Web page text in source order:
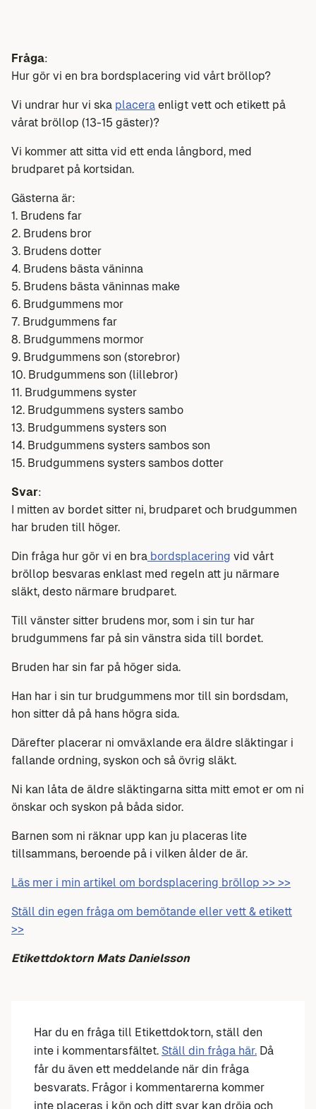
Fråga:
Hur gör vi en bra bordsplacering vid vårt bröllop?
Vi undrar hur vi ska placera enligt vett och etikett på
vårat bröllop (13-15 gäster)?
Vi kommer att sitta vid ett enda långbord, med
brudparet på kortsidan.
Gästerna är:
1. Brudens far
2. Brudens bror
3. Brudens dotter
4. Brudens bästa väninna
5. Brudens bästa väninnas make
6. Brudgummens mor
7. Brudgummens far
8. Brudgummens mormor
9. Brudgummens son (storebror)
10. Brudgummens son (lillebror)
11. Brudgummens syster
12. Brudgummens systers sambo
13. Brudgummens systers son
14. Brudgummens systers sambos son
15. Brudgummens systers sambos dotter
Svar:
I mitten av bordet sitter ni, brudparet och brudgummen
har bruden till höger.
Din fråga hur gör vi en bra bordsplacering vid vårt
bröllop besvaras enklast med regeln att ju närmare
släkt, desto närmare brudparet.
Till vänster sitter brudens mor, som i sin tur har
brudgummens far på sin vänstra sida till bordet.
Bruden har sin far på höger sida.
Han har i sin tur brudgummens mor till sin bordsdam,
hon sitter då på hans högra sida.
Därefter placerar ni omväxlande era äldre släktingar i
fallande ordning, syskon och så övrig släkt.
Ni kan låta de äldre släktingarna sitta mitt emot er om ni
önskar och syskon på båda sidor.
Barnen som ni räknar upp kan ju placeras lite
tillsammans, beroende på i vilken ålder de är.
Läs mer i min artikel om bordsplacering bröllop >> >>
Ställ din egen fråga om bemötande eller vett & etikett
>>
Etikettdoktorn Mats Danielsson
Har du en fråga till Etikettdoktorn, ställ den
inte i kommentarsfältet. Ställ din fråga här. Då
får du även ett meddelande när din fråga
besvarats. Frågor i kommentarerna kommer
inte placeras i kön och ditt svar kan dröja och